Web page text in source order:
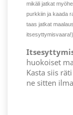
mikäli jatkat
purkkiin ja kaada
taas jatkat
itsesyttymisvaara!).
huokoiset
Kasta siis
ne sitten